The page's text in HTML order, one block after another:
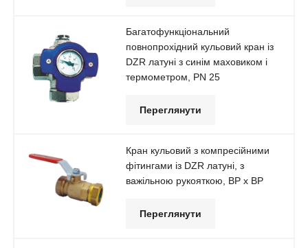
Багатофункціональний
повнопрохідний кульовий кран із
DZR латуні з синім маховиком і
термометром, РN 25
Переглянути
Кран кульовий з компресійними
фітингами із DZR латуні, з
важільною рукояткою, ВР х ВР
Переглянути